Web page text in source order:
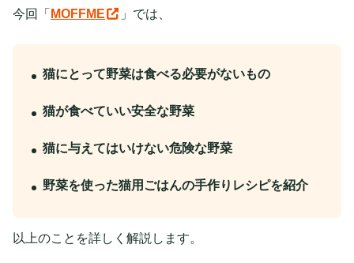
今回「 MOFFME 」では、
猫にとって野菜は食べる必要がないもの
猫が食べていい安全な野菜
猫に与えてはいけない危険な野菜
野菜を使った猫用ごはんの手作りレシピを紹介
以上のことを詳しく解説します。